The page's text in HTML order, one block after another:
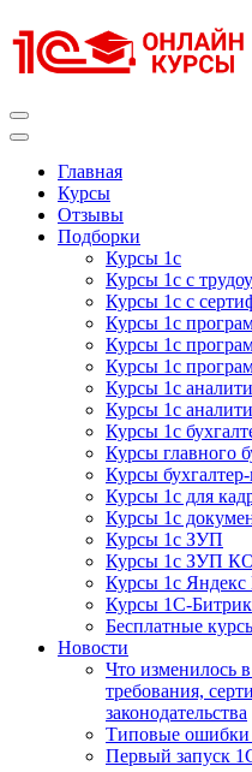
к
содержимому
Главная
Курсы
Отзывы
Подборки
Курсы 1с
Курсы 1с с
Курсы 1с с
Курсы 1с
Курсы 1с
Курсы 1с
Курсы 1с
Курсы 1с
Курсы 1с
Курсы главного
Курсы
Курсы 1с для
Курсы 1с
Курсы 1с ЗУП
Курсы 1с ЗУП
Курсы 1с
Курсы 1С-
Бесплатные
Новости
Что изменилось
требования,
законодательства
Типовые ошибки
Первый запуск